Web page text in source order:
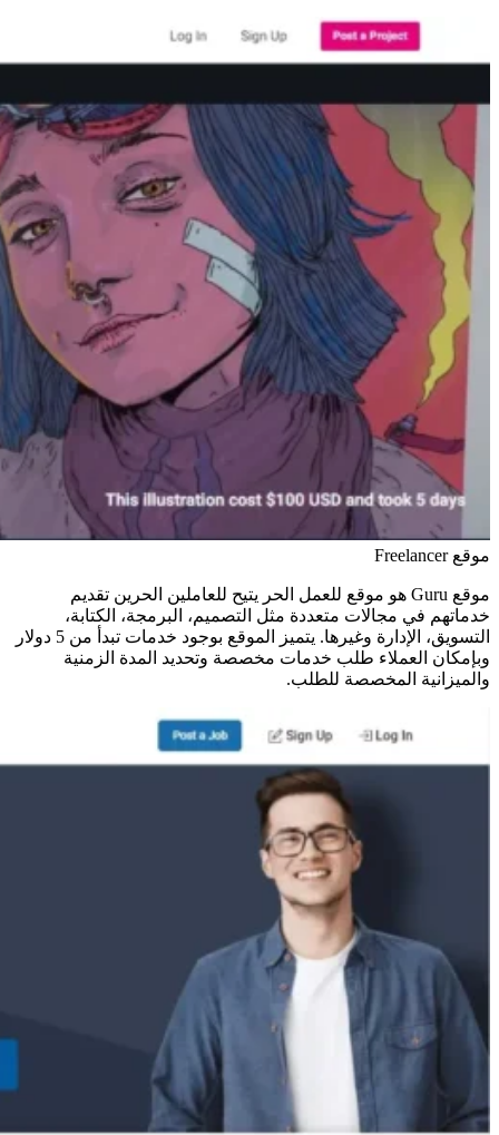
موقع Freelancer
موقع Guru هو موقع للعمل الحر يتيح للعاملين الحرين تقديم
خدماتهم في مجالات متعددة مثل التصميم، البرمجة، الكتابة،
التسويق، الإدارة وغيرها. يتميز الموقع بوجود خدمات تبدأ من 5 دولار
وبإمكان العملاء طلب خدمات مخصصة وتحديد المدة الزمنية
والميزانية المخصصة للطلب.